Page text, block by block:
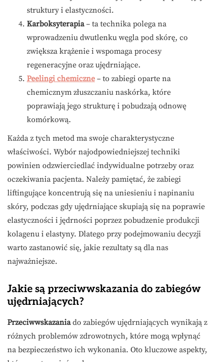
struktury i elastyczności.
Karboksyterapia– ta technika polega na
wprowadzeniu dwutlenku węgla pod skórę, co
zwiększa krążenie i wspomaga procesy
regeneracyjne oraz ujędrniające.
Peelingi chemiczne – to zabiegi oparte na
chemicznym złuszczaniu naskórka, które
poprawiają jego strukturę i pobudzają odnowę
komórkową.
Każda z tych metod ma swoje charakterystyczne
właściwości. Wybór najodpowiedniejszej techniki
powinien odzwierciedlać indywidualne potrzeby oraz
oczekiwania pacjenta. Należy pamiętać, że zabiegi
liftingujące koncentrują się na uniesieniu i napinaniu
skóry, podczas gdy ujędrniające skupiają się na poprawie
elastyczności i jędrności poprzez pobudzenie produkcji
kolagenu i elastyny. Dlatego przy podejmowaniu decyzji
warto zastanowić się, jakie rezultaty są dla nas
najważniejsze.
Jakie są przeciwwskazania do zabiegów
ujędrniających?
Przeciwwskazaniado zabiegów ujędrniających wynikają z
różnych problemów zdrowotnych, które mogą wpłynąć
na bezpieczeństwo ich wykonania. Oto kluczowe aspekty,